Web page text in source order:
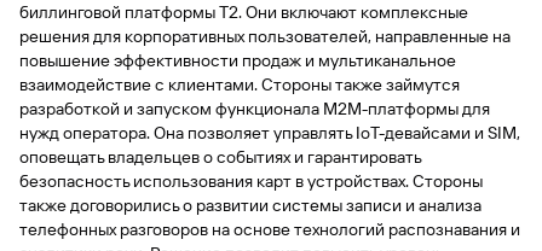
специальные
предложения
Газпром
Бонус
«Плюс»
Информация
для
держателей
полезно
Часто
задаваемые
вопросы
Калькулятор
Отчет о
кредитной
истории
Кредитный
помощник
Быстрый
брокерский
счет
Брокерское
обслуживание
Инвестиционные
продукты
Отчет о
кредитной
истории
Станьте
партнером
Быстрый
поиск
Кредитный
рейтинг
Отчет о
кредитной
истории
Станьте
Gazprom
Pay
Интернет-
банк
Мобильное
приложение
Отделения
банка
Банкоматы
инкассация
с Moniron
Онлайн-
касса 3 в 1 с
эквайрингом
Может
быть
полезно
сервисы
«Копии
документов»
и «Справки»
Быстрый
поиск
по
сайту
Курсы
оплата
таможенных
платежей
Быстрый
поиск
по
сайту
по
сайту
Вклады
сайту
Вклады
биллинговой платформы Т2. Они включают комплексные
решения для корпоративных пользователей, направленные на
повышение эффективности продаж и мультиканальное
взаимодействие с клиентами. Стороны также займутся
разработкой и запуском функционала М2М-платформы для
нужд оператора. Она позволяет управлять IoT-девайсами и SIM,
оповещать владельцев о событиях и гарантировать
безопасность использования карт в устройствах. Стороны
также договорились о развитии системы записи и анализа
телефонных разговоров на основе технологий распознавания и